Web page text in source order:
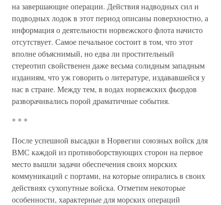
на завершающие операции. Действия надводных сил и
подводных лодок в этот период описаны поверхностно, а
информация о деятельности норвежского флота начисто
отсутствует. Самое печальное состоит в том, что этот
вполне объяснимый, но едва ли простительный
стереотип свойственен даже весьма солидным западным
изданиям, что уж говорить о литературе, издававшейся у
нас в стране. Между тем, в водах норвежских фьордов
разворачивались порой драматичные события.
* * *
После успешной высадки в Норвегии союзных войск для
ВМС каждой из противоборствующих сторон на первое
место вышли задачи обеспечения своих морских
коммуникаций с портами, на которые опирались в своих
действиях сухопутные войска. Отметим некоторые
особенности, характерные для морских операций